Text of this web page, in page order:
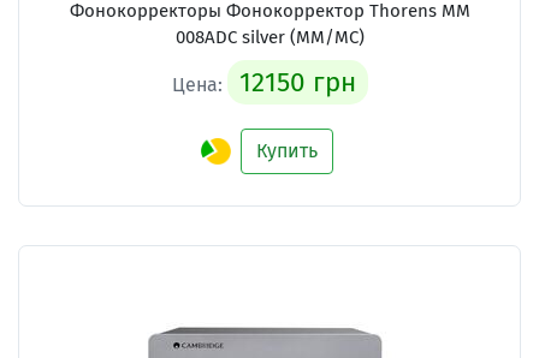
Фонокорректоры Фонокорректор Thorens MM
008ADC silver (MM/MC)
Цена: 12150 грн
Купить